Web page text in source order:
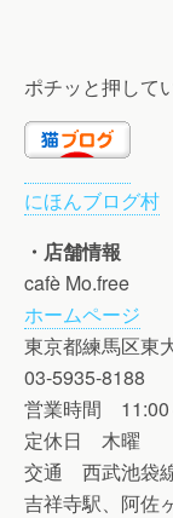
ポチッと押して
にほんブログ村
・店舗情報
cafè Mo.free
ホームページ
東京都練馬区東
03-5935-8188
営業時間 11:00
定休日 木曜
交通 西武池袋
吉祥寺駅、阿佐